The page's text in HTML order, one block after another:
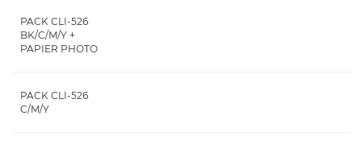
PACK CLI-526
BK/C/M/Y +
PAPIER PHOTO
PACK CLI-526
C/M/Y